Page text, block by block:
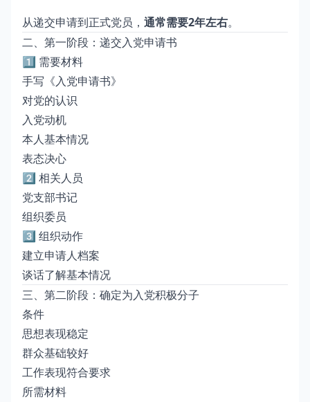
从递交申请到正式党员， 通常需要2年左右。
二、第一阶段：递交入党申请书
1️⃣ 需要材料
手写《入党申请书》
对党的认识
入党动机
本人基本情况
表态决心
2️⃣ 相关人员
党支部书记
组织委员
3️⃣ 组织动作
建立申请人档案
谈话了解基本情况
三、第二阶段：确定为入党积极分子
条件
思想表现稳定
群众基础较好
工作表现符合要求
所需材料